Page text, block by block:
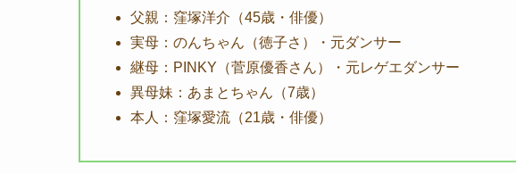
父親：窪塚洋介（45歳・俳優）
実母：のんちゃん（徳子さ）・元ダンサー
継母：PINKY（菅原優香さん）・元レゲエダンサー
異母妹：あまとちゃん（7歳）
本人：窪塚愛流（21歳・俳優）